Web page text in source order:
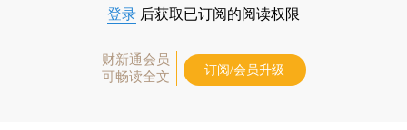
登录 后获取已订阅的阅读权限
财新通会员
可畅读全文
订阅/会员升级